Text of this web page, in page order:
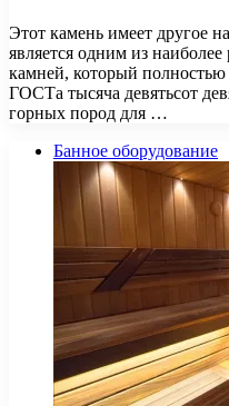
Этот камень имеет другое
является одним из
камней, который полностью
ГОСТа тысяча девятьсот
горных пород для …
Банное оборудование